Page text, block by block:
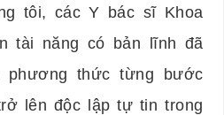
tôi, các Y bác sĩ Khoa
tài năng có bản lĩnh đã
phương thức từng bước
lên độc lập tự tin trong